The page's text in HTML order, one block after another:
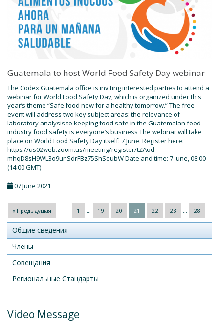
Guatemala to host World Food Safety Day webinar
The Codex Guatemala office is inviting interested parties to attend a
webinar for World Food Safety Day, which is organized under this
year’s theme “Safe food now for a healthy tomorrow.” The free
event will address two key subject areas: the relevance of
laboratory analysis to keeping food safe in the Guatemalan food
industry food safety is everyone’s business The webinar will take
place on World Food Safety Day itself: 7 June. Register here:
https://us02web.zoom.us/meeting/register/tZAod-
mhqD8sH9WL3o9unSdrFBz75ShSqubW Date and time: 7 June, 08:00
(14:00 GMT)
07 June 2021
« Предыдущая 1 ... 19 20 21 22 23 ... 28
Общие сведения
Члены
Совещания
Региональные Стандарты
Video Message